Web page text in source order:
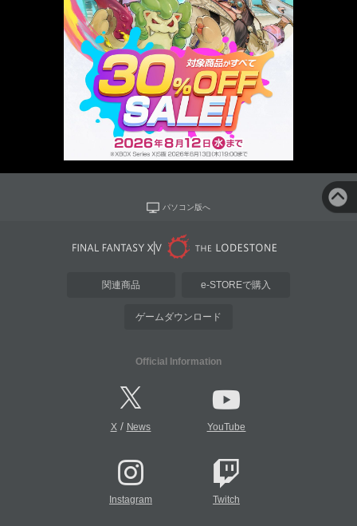
パソコン版へ
関連商品 e-STOREで購入
ゲームダウンロード
Official Information
X/ News YouTube
Instagram Twitch